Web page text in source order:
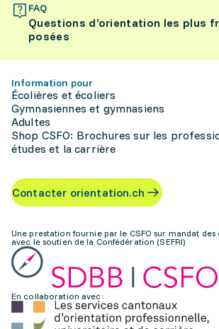
FAQ
Questions d’orientation les plus
posées
Information pour
Écolières et écoliers
Gymnasiennes et gymnasiens
Adultes
Shop CSFO: Brochures sur les
études et la carrière
Contacter orientation.ch
Une prestation fournie par le CSFO sur mandat des
avec le soutien de la Confédération (SEFRI)
En collaboration avec: